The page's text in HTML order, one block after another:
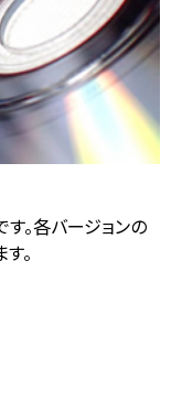
。各バージョンの
。